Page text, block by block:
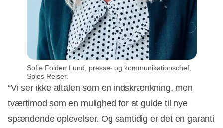
Sofie Folden Lund, presse- og kommunikationschef,
Spies Rejser.
“Vi ser ikke aftalen som en indskrænkning, men
tværtimod som en mulighed for at guide til nye
spændende oplevelser. Og samtidig er det en garanti